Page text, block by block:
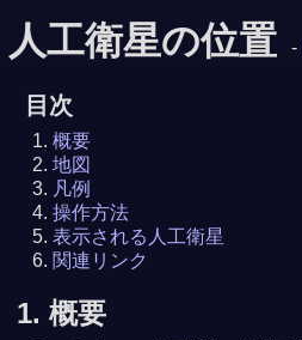
人工衛星の位置 -
目次
概要
地図
凡例
操作方法
表示される人工衛星
関連リンク
1. 概要